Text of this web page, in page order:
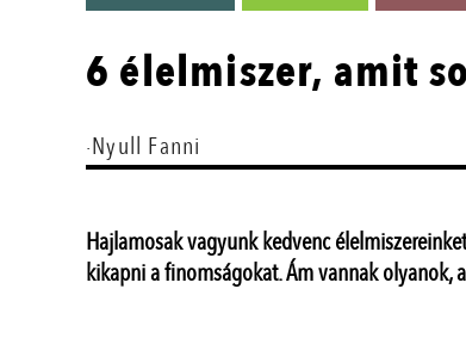
6 élelmiszer, amit
·Nyull Fanni
Hajlamosak vagyunk kedvenc
kikapni a finomságokat. Ám vannak